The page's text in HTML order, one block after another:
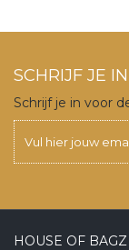
SCHRIJF JE
Schrijf je in voor
HOUSE OF